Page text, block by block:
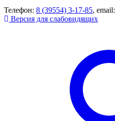
Телефон: 8 (39554) 3-17-85, email:
Версия для слабовидящих